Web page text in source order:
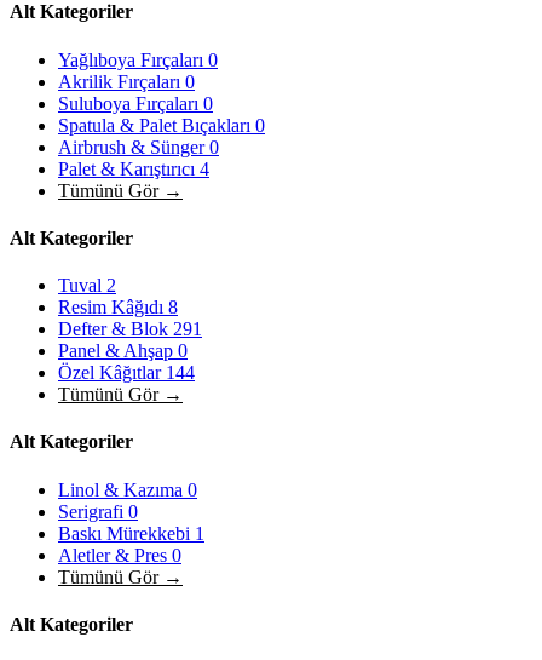
Alt Kategoriler
Yağlıboya Fırçaları 0
Akrilik Fırçaları 0
Suluboya Fırçaları 0
Spatula & Palet Bıçakları 0
Airbrush & Sünger0
Palet & Karıştırıcı 4
Tümünü Gör →
Alt Kategoriler
Tuval 2
Resim Kâğıdı 8
Defter & Blok 291
Panel & Ahşap 0
Özel Kâğıtlar 144
Tümünü Gör →
Alt Kategoriler
Linol & Kazıma 0
Serigrafi 0
Baskı Mürekkebi 1
Aletler & Pres 0
Tümünü Gör →
Alt Kategoriler